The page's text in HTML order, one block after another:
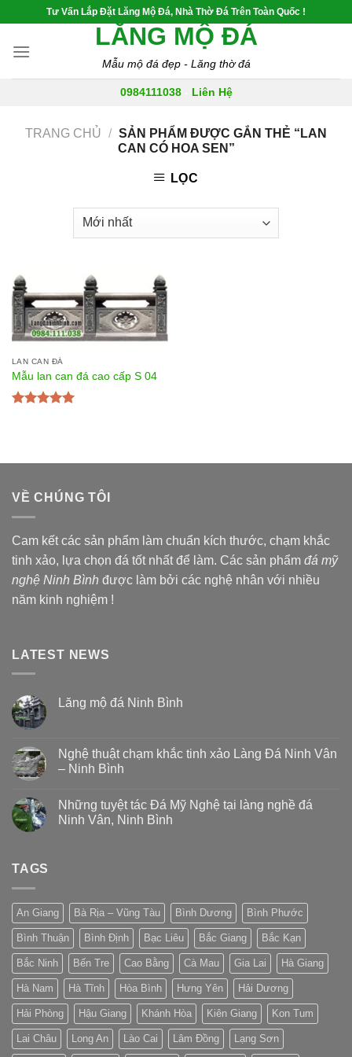
content
Tư Vấn Lắp Đặt Lăng Mộ Đá, Nhà Thờ Đá Trên Toàn Quốc !
LĂNG MỘ ĐÁ
Mẫu mộ đá đẹp - Lăng thờ đá
0984111038- Liên Hệ
TRANG CHỦ / SẢN PHẨM ĐƯỢC GẮN THẺ “LAN
CAN CÓ HOA SEN”
LỌC
LAN CAN ĐÁ
Mẫu lan can đá cao cấp S 04
VỀ CHÚNG TÔI
Cam kết các sản phẩm làm chuẩn kích thước, chạm khắc
tinh xảo, lựa chọn đá tốt nhất để làm. Các sản phẩm đá mỹ
nghệ Ninh Bình được làm bởi các nghệ nhân với nhiều
năm kinh nghiệm !
LATEST NEWS
Lăng mộ đá Ninh Bình
Nghệ thuật chạm khắc tinh xảo Làng Đá Ninh Vân
– Ninh Bình
Những tuyệt tác Đá Mỹ Nghệ tại làng nghề đá
Ninh Vân, Ninh Bình
TAGS
An Giang Bà Rịa – Vũng Tàu Bình Dương Bình Phước
Bình Thuận Bình Định Bạc Liêu Bắc Giang Bắc Kạn
Bắc Ninh Bến Tre Cao Bằng Cà Mau Gia Lai Hà Giang
Hà Nam Hà Tĩnh Hòa Bình Hưng Yên Hải Dương
Hải Phòng Hậu Giang Khánh Hòa Kiên Giang Kon Tum
Lai Châu Long An Lào Cai Lâm Đồng Lạng Sơn